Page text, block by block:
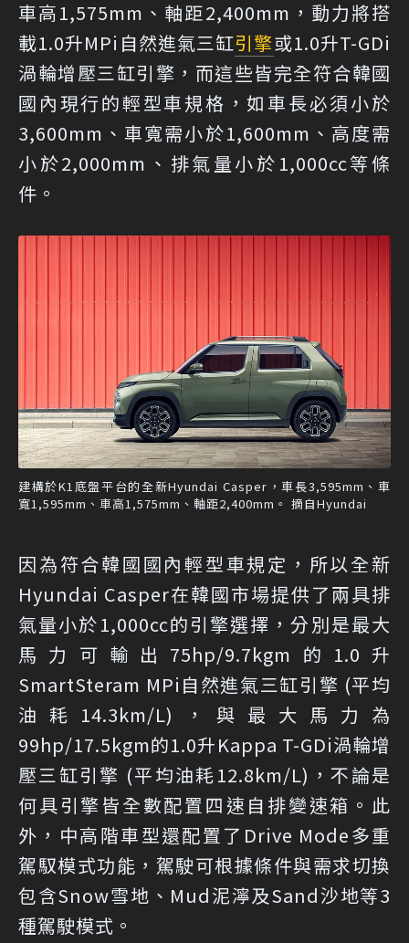
車高1,575mm、軸距2,400mm，動力將搭
載1.0升MPi自然進氣三缸引擎或1.0升T-GDi
渦輪增壓三缸引擎，而這些皆完全符合韓國
國內現行的輕型車規格，如車長必須小於
3,600mm、車寬需小於1,600mm、高度需
小於2,000mm、排氣量小於1,000cc等條
件。
建構於K1底盤平台的全新Hyundai Casper，車長3,595mm、車
寬1,595mm、車高1,575mm、軸距2,400mm。 摘自Hyundai
因為符合韓國國內輕型車規定，所以全新
Hyundai Casper在韓國市場提供了兩具排
氣量小於1,000cc的引擎選擇，分別是最大
馬力可輸出75hp/9.7kgm的1.0升
SmartSteram MPi自然進氣三缸引擎 (平均
油耗14.3km/L)，與最大馬力為
99hp/17.5kgm的1.0升Kappa T-GDi渦輪增
壓三缸引擎 (平均油耗12.8km/L)，不論是
何具引擎皆全數配置四速自排變速箱。此
外，中高階車型還配置了Drive Mode多重
駕馭模式功能，駕駛可根據條件與需求切換
包含Snow雪地、Mud泥濘及Sand沙地等3
種駕駛模式。